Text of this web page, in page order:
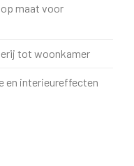
maat voor
tot woonkamer
en interieureffecten